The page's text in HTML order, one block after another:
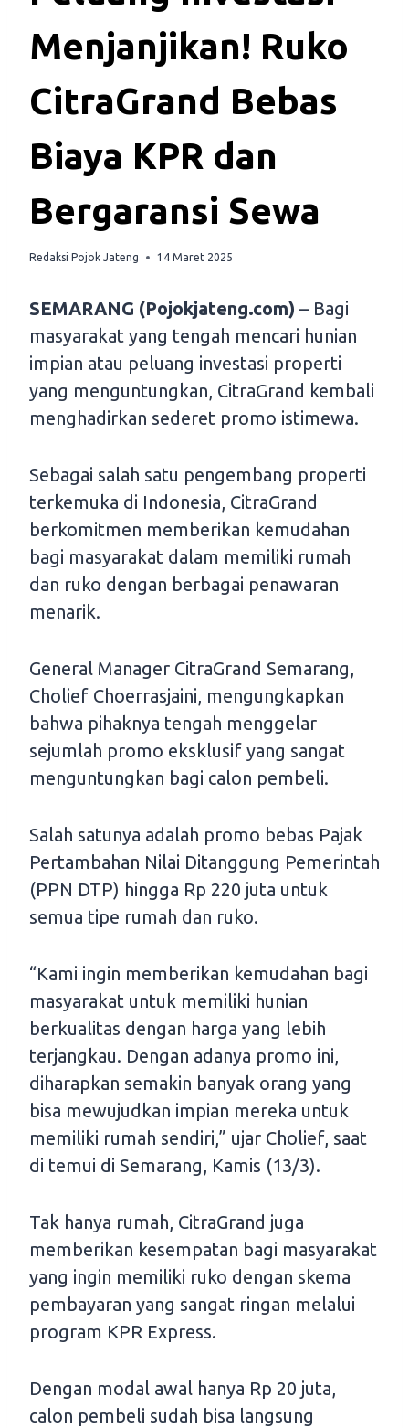
Menjanjikan! Ruko
CitraGrand Bebas
Biaya KPR dan
Bergaransi Sewa
Redaksi Pojok Jateng 14 Maret 2025
SEMARANG (Pojokjateng.com) – Bagi
masyarakat yang tengah mencari hunian
impian atau peluang investasi properti
yang menguntungkan, CitraGrand kembali
menghadirkan sederet promo istimewa.
Sebagai salah satu pengembang properti
terkemuka di Indonesia, CitraGrand
berkomitmen memberikan kemudahan
bagi masyarakat dalam memiliki rumah
dan ruko dengan berbagai penawaran
menarik.
General Manager CitraGrand Semarang,
Cholief Choerrasjaini, mengungkapkan
bahwa pihaknya tengah menggelar
sejumlah promo eksklusif yang sangat
menguntungkan bagi calon pembeli.
Salah satunya adalah promo bebas Pajak
Pertambahan Nilai Ditanggung Pemerintah
(PPN DTP) hingga Rp 220 juta untuk
semua tipe rumah dan ruko.
“Kami ingin memberikan kemudahan bagi
masyarakat untuk memiliki hunian
berkualitas dengan harga yang lebih
terjangkau. Dengan adanya promo ini,
diharapkan semakin banyak orang yang
bisa mewujudkan impian mereka untuk
memiliki rumah sendiri,” ujar Cholief, saat
di temui di Semarang, Kamis (13/3).
Tak hanya rumah, CitraGrand juga
memberikan kesempatan bagi masyarakat
yang ingin memiliki ruko dengan skema
pembayaran yang sangat ringan melalui
program KPR Express.
Dengan modal awal hanya Rp 20 juta,
calon pembeli sudah bisa langsung